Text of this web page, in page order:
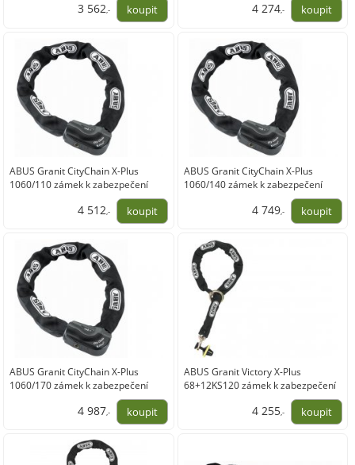
3 562,- 4 274,-
ABUS Granit CityChain X-Plus
1060/110 zámek k zabezpečení
4 512 ,-
ABUS Granit CityChain X-Plus
1060/140 zámek k zabezpečení
4 749,-
ABUS Granit CityChain X-Plus
1060/170 zámek k zabezpečení
4 987,-
ABUS Granit Victory X-Plus
68+12KS120 zámek k zabezpečení
4 255,-